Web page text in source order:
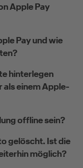
Apple Pay
Pay und wie
hinterlegen
als einem Apple-
offline sein?
gelöscht. Ist die
möglich?